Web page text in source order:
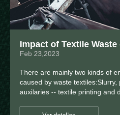
Impact of Textile
Feb 23,2023
There are mainly two kinds of
caused by waste textiles:Slurry,
auxilaries -- textile printing and